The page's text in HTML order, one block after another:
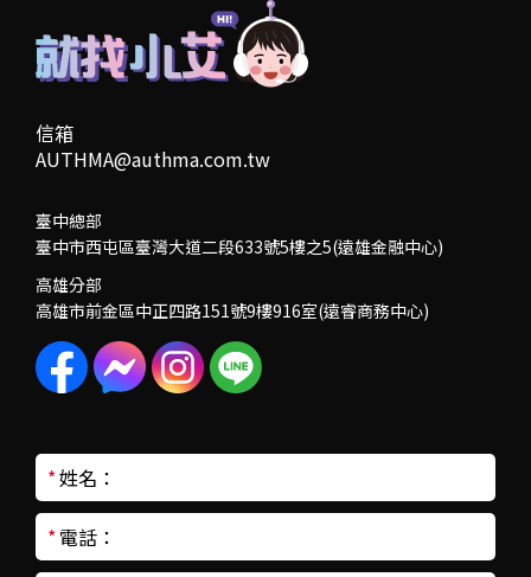
信箱
AUTHMA@authma.com.tw
臺中總部
臺中市西屯區臺灣大道二段633號5樓之5(遠雄金融中心)
高雄分部
高雄市前金區中正四路151號9樓916室(遠睿商務中心)
*姓名：
*電話：